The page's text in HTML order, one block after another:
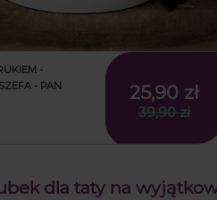
-
- PAN
25,90 zł
39,90 zł
dla taty na